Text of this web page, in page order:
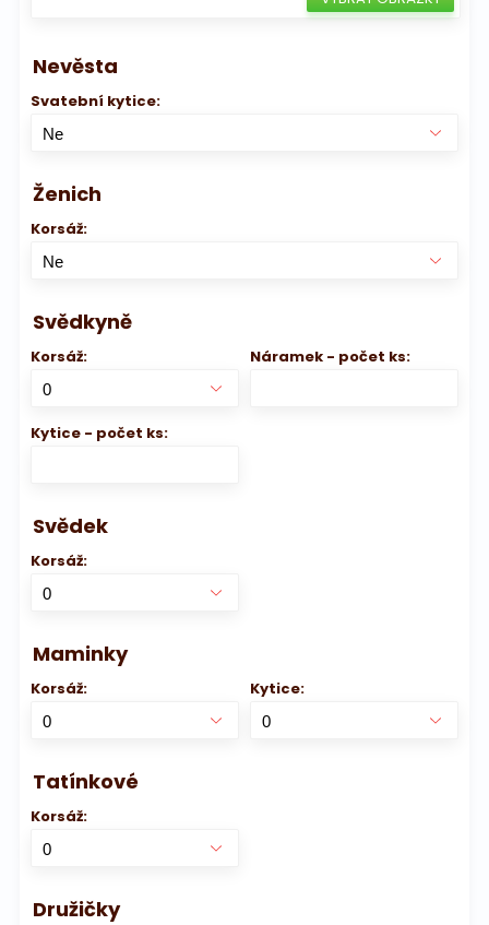
Nevěsta
Svatební kytice:
Ženich
Korsáž:
Svědkyně
Korsáž:
Kytice - počet ks:
Náramek - počet ks:
Svědek
Korsáž:
Maminky
Korsáž: Kytice:
Tatínkové
Korsáž:
Družičky